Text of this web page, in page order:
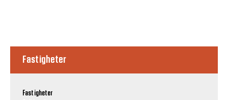
Fastigheter
Fastigheter